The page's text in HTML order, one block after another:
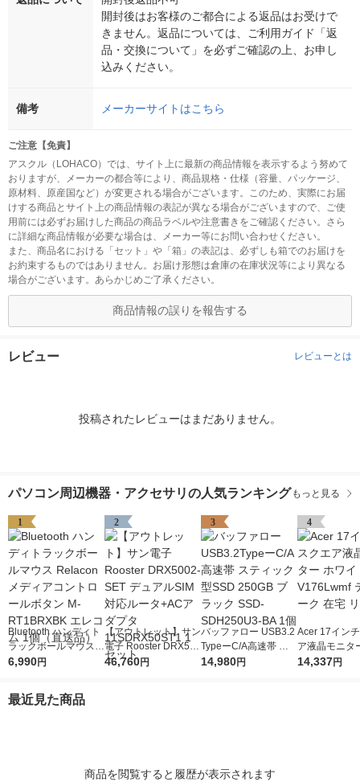
開封後はお客様のご都合による返品はお受けで
きません。返品については、ご利用ガイド「返
品・交換について」を必ずご確認の上、お申し
込みください。
備考 メーカーサイトはこちら
ご注意【免責】
アスクル（LOHACO）では、サイト上に最新の商品情報を表示するよう努めて
おりますが、メーカーの都合等により、商品規格・仕様（容量、パッケージ、
原材料、原産国など）が変更される場合がございます。このため、実際にお届
けする商品とサイト上の商品情報の表記が異なる場合がございますので、ご使
用前には必ずお届けした商品の商品ラベルや注意書きをご確認ください。さら
に詳細な商品情報が必要な場合は、メーカー等にお問い合わせください。
また、商品名における「セット」や「箱」の表記は、必ずしも箱でのお届けを
お約束するものではありません。お届け形態は倉庫の在庫状況等により異なる
場合がございます。あらかじめご了承ください。
商品情報の誤りを報告する
レビュー レビューとは
投稿されたレビューはまだありません。
パソコン周辺機器・アクセサリの人気ランキング もっと見る
1
Bluetooth ハンディト
ラックボールマウス R
elacon メディアコン
個（直送品）
6,990円
2
【アウトレット】サン
電子 Rooster DRX500
2-SET デュアルSIM対
46,760円
3
バッファロー USB3.2
TypeーC/A高速帯 ス
ティック型SSD 250G
14,980円
4
Acer 17イン
ア液晶モニタ
イト
14,337円
最近見た商品
商品を閲覧すると履歴が表示されます